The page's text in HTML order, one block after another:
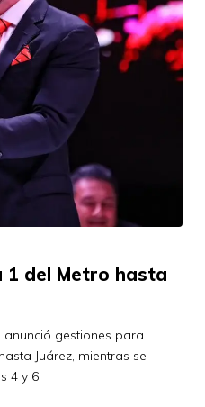
1 del Metro hasta
gestiones para
Juárez, mientras se
4 y 6.